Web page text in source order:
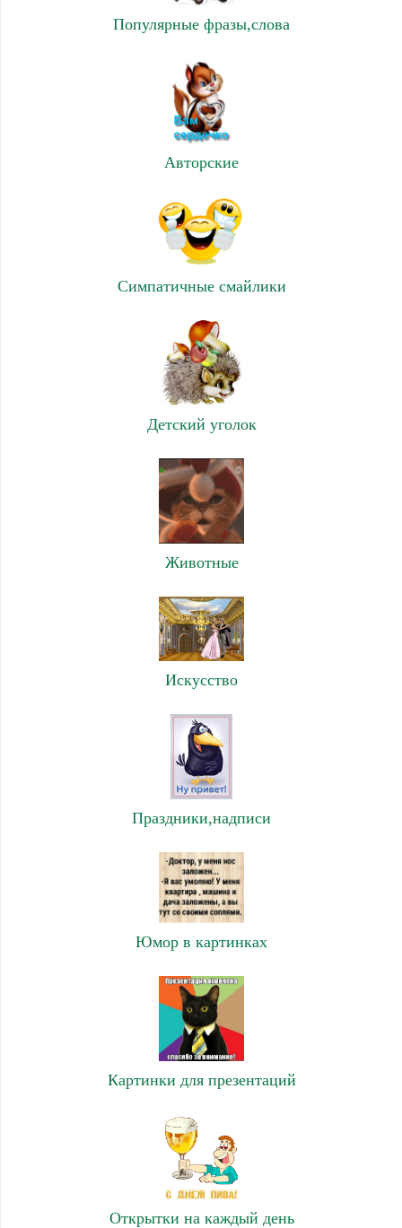
Популярные фразы,слова
Авторские
Симпатичные смайлики
Детский уголок
Животные
Искусство
Праздники,надписи
Юмор в картинках
Картинки для презентаций
Открытки на каждый день